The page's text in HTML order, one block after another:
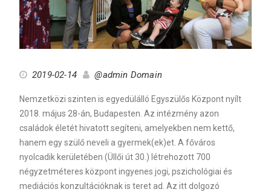
2019-02-14 @admin Domain
Nemzetközi szinten is egyedülálló Egyszülős Központ nyílt
2018. május 28-án, Budapesten. Az intézmény azon
családok életét hivatott segíteni, amelyekben nem kettő,
hanem egy szülő neveli a gyermek(ek)et. A főváros
nyolcadik kerületében (Üllői út 30.) létrehozott 700
négyzetméteres központ ingyenes jogi, pszichológiai és
mediációs konzultációknak is teret ad. Az itt dolgozó